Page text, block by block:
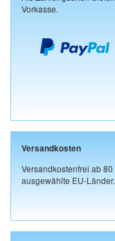
Vorkasse.
Versandkosten
Versandkostenfrei ab
ausgewählte EU-Länder.